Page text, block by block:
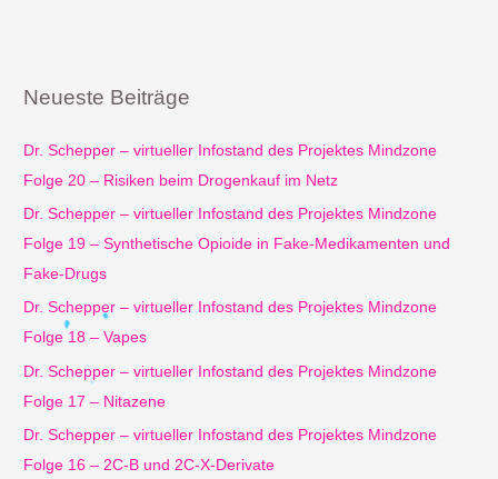
e
n
a
c
h
:
Neueste Beiträge
Dr. Schepper – virtueller Infostand des Projektes Mindzone
Folge 20 – Risiken beim Drogenkauf im Netz
Dr. Schepper – virtueller Infostand des Projektes Mindzone
Folge 19 – Synthetische Opioide in Fake-Medikamenten und
Fake-Drugs
Dr. Schepper – virtueller Infostand des Projektes Mindzone
Folge 18 – Vapes
Dr. Schepper – virtueller Infostand des Projektes Mindzone
Folge 17 – Nitazene
Dr. Schepper – virtueller Infostand des Projektes Mindzone
Folge 16 – 2C-B und 2C-X-Derivate